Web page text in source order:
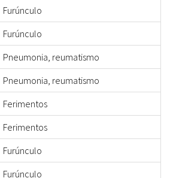
Furúnculo
Furúnculo
Pneumonia, reumatismo
Pneumonia, reumatismo
Ferimentos
Ferimentos
Furúnculo
Furúnculo